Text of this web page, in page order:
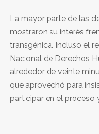
La mayor parte de las
mostraron su interés
transgénica. Incluso el
Nacional de Derechos
alrededor de veinte
que aprovechó para
participar en el proceso